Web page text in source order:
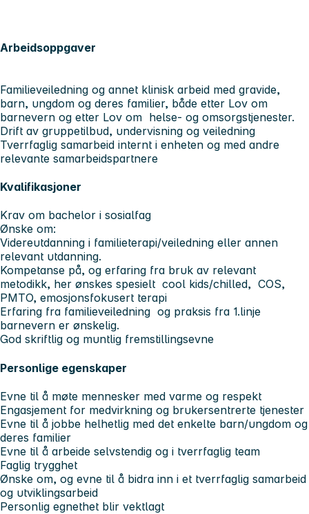
Arbeidsoppgaver
Familieveiledning og annet klinisk arbeid med gravide,
barn, ungdom og deres familier, både etter Lov om
barnevern og etter Lov om helse- og omsorgstjenester.
Drift av gruppetilbud, undervisning og veiledning
Tverrfaglig samarbeid internt i enheten og med andre
relevante samarbeidspartnere
Kvalifikasjoner
Krav om bachelor i sosialfag
Ønske om:
Videreutdanning i familieterapi/veiledning eller annen
relevant utdanning.
Kompetanse på, og erfaring fra bruk av relevant
metodikk, her ønskes spesielt cool kids/chilled, COS,
PMTO, emosjonsfokusert terapi
Erfaring fra familieveiledning og praksis fra 1.linje
barnevern er ønskelig.
God skriftlig og muntlig fremstillingsevne
Personlige egenskaper
Evne til å møte mennesker med varme og respekt
Engasjement for medvirkning og brukersentrerte tjenester
Evne til å jobbe helhetlig med det enkelte barn/ungdom og
deres familier
Evne til å arbeide selvstendig og i tverrfaglig team
Faglig trygghet
Ønske om, og evne til å bidra inn i et tverrfaglig samarbeid
og utviklingsarbeid
Personlig egnethet blir vektlagt